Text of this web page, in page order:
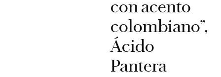
con acento
colombiano”,
Ácido
Pantera